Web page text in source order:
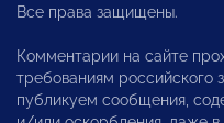
Все права защищены.
Комментарии на сайте
требованиям российского
публикуем сообщения,